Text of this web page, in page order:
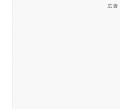
広告